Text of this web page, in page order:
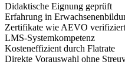
Didaktische Eignung geprüft
Erfahrung in
Zertifikate wie AEVO verifiziert
LMS-Systemkompetenz
Kosteneffizient durch Flatrate
Direkte Vorauswahl ohne